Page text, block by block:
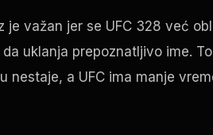
je važan jer se UFC 328 već
uklanja prepoznatljivo ime.
nestaje, a UFC ima manje